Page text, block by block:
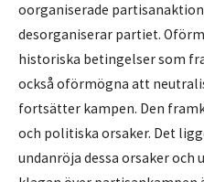
oorganiserade
desorganiserar partiet.
historiska betingelser som
också oförmögna att
fortsätter kampen. Den
och politiska orsaker. Det
undanröja dessa orsaker och